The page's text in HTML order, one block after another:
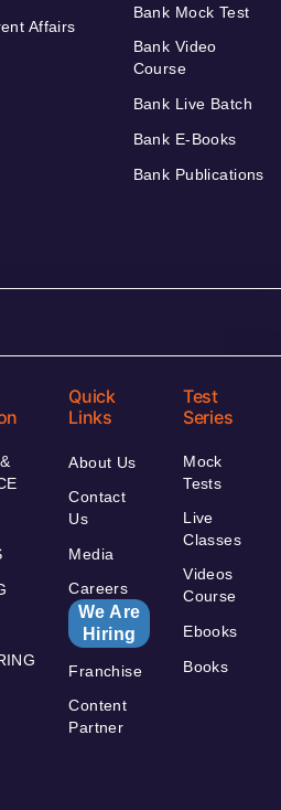
Affairs
Bank Mock Test
Bank Video
Course
Bank Live Batch
Bank E-Books
Bank Publications
Quick
Links
About Us
Contact
Us
Media
Careers
We Are
Hiring
Franchise
Content
Partner
Test
Series
Mock
Tests
Live
Classes
Videos
Course
Ebooks
Books